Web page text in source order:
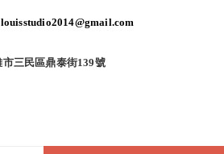
市三民區鼎泰街139號